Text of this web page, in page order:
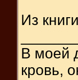
Из
В моей
кровь,